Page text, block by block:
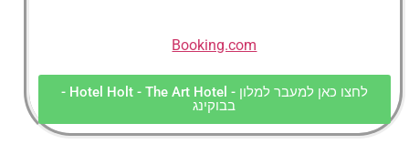
Booking.com
לחצו כאן למעבר למלון - Hotel Holt - The Art Hotel -
בבוקינג